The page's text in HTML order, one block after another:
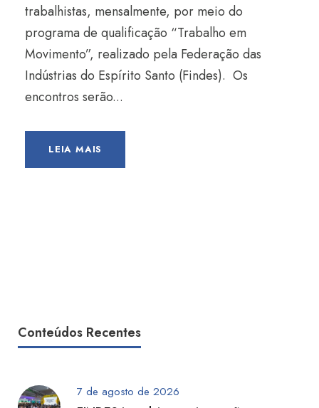
trabalhistas, mensalmente, por meio do
programa de qualificação “Trabalho em
Movimento”, realizado pela Federação das
Indústrias do Espírito Santo (Findes). Os
encontros serão...
LEIA MAIS
Conteúdos Recentes
7 de agosto de 2026